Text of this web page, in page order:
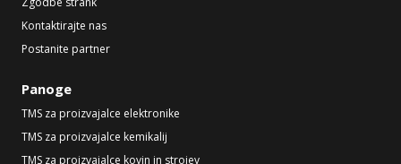
Kontaktirajte nas
Postanite partner
Panoge
TMS za proizvajalce elektronike
TMS za proizvajalce kemikalij
TMS za proizvajalce kovin in strojev